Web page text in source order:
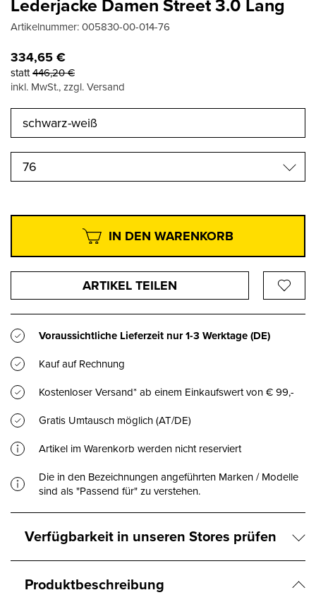
Lederjacke Damen Street 3.0 Lang
Artikelnummer:005830-00-014-76
334,65€
statt446,20€
inkl. MwSt., zzgl. Versand
76
IN DEN WARENKORB
ARTIKEL TEILEN
Voraussichtliche Lieferzeit nur1-3 Werktage(DE)
Kauf auf Rechnung
Kostenloser Versand* ab einem Einkaufswert von € 99,-
Gratis Umtausch möglich (AT/DE)
Artikel im Warenkorb werden nicht reserviert
Die in den Bezeichnungen angeführten Marken / Modelle
sind als "Passend für" zu verstehen.
Verfügbarkeit in unseren Stores prüfen
Produktbeschreibung